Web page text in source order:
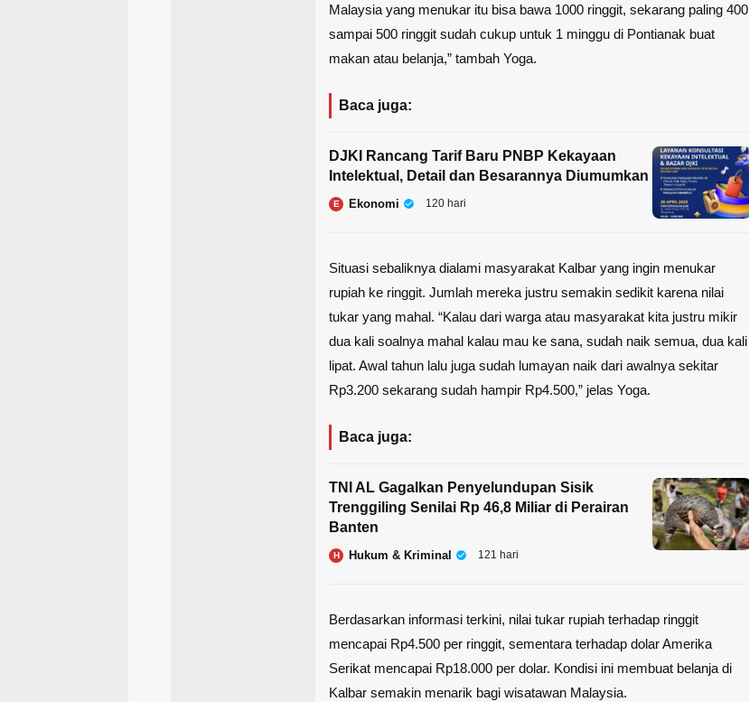
Malaysia yang menukar itu bisa bawa 1000 ringgit, sekarang paling 400
sampai 500 ringgit sudah cukup untuk 1 minggu di Pontianak buat
makan atau belanja,” tambah Yoga.
Baca juga:
DJKI Rancang Tarif Baru PNBP Kekayaan
Intelektual, Detail dan Besarannya Diumumkan
E Ekonomi 120 hari
Situasi sebaliknya dialami masyarakat Kalbar yang ingin menukar
rupiah ke ringgit. Jumlah mereka justru semakin sedikit karena nilai
tukar yang mahal. “Kalau dari warga atau masyarakat kita justru mikir
dua kali soalnya mahal kalau mau ke sana, sudah naik semua, dua kali
lipat. Awal tahun lalu juga sudah lumayan naik dari awalnya sekitar
Rp3.200 sekarang sudah hampir Rp4.500,” jelas Yoga.
Baca juga:
TNI AL Gagalkan Penyelundupan Sisik
Trenggiling Senilai Rp 46,8 Miliar di Perairan
Banten
H Hukum & Kriminal 121 hari
Berdasarkan informasi terkini, nilai tukar rupiah terhadap ringgit
mencapai Rp4.500 per ringgit, sementara terhadap dolar Amerika
Serikat mencapai Rp18.000 per dolar. Kondisi ini membuat belanja di
Kalbar semakin menarik bagi wisatawan Malaysia.